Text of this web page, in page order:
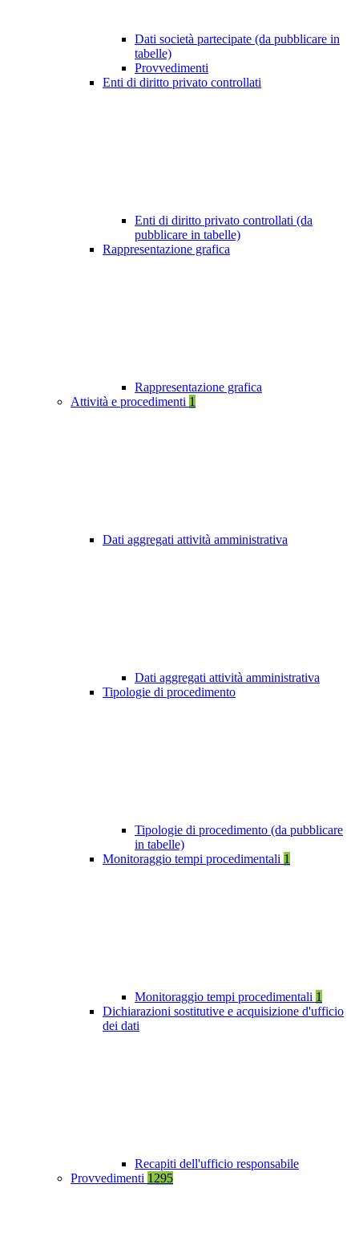
Dati società partecipate (da pubblicare in
tabelle)
Provvedimenti
Enti di diritto privato controllati
Enti di diritto privato controllati (da
pubblicare in tabelle)
Rappresentazione grafica
Rappresentazione grafica
Attività e procedimenti 1
Dati aggregati attività amministrativa
Dati aggregati attività amministrativa
Tipologie di procedimento
Tipologie di procedimento (da pubblicare
in tabelle)
Monitoraggio tempi procedimentali 1
Monitoraggio tempi procedimentali 1
Dichiarazioni sostitutive e acquisizione d'ufficio
dei dati
Recapiti dell'ufficio responsabile
Provvedimenti 1295